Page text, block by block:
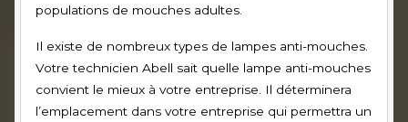
populations de mouches adultes.
Il existe de nombreux types de lampes anti-mouches.
Votre technicien Abell sait quelle lampe anti-mouches
convient le mieux à votre entreprise. Il déterminera
l’emplacement dans votre entreprise qui permettra un